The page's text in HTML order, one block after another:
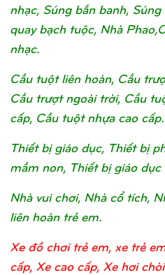
nhạc, Súng bắn banh,
quay bạch tuộc, Nhà
nhạc.
Cầu tuột liên hoàn, Cầu
Cầu trượt ngoài trời, Cầu
cấp, Cầu tuột nhựa cao cấp.
Thiết bị giáo dục, Thiết bị
mầm non, Thiết bị giáo dục
Nhà vui chơi, Nhà cổ tích,
liên hoàn trẻ em.
Xe đồ chơi trẻ em, xe trẻ
cấp, Xe cao cấp, Xe hơi